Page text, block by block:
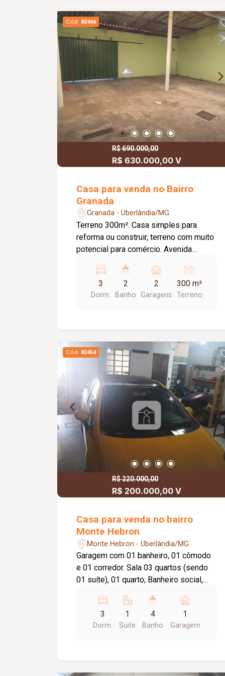
funcional Garagem para 4 carros
Cód. 82466
R$ 690.000,00
R$ 630.000,00 V
Casa para venda no Bairro
Granada
Granada - Uberlândia/MG
Terreno 300m². Casa simples para
reforma ou construir, terreno com muito
potencial para comércio. Avenida
comercial. Casa localizada no Bairro
Granada. 03 quartos, 01 sala, 01
Cozinha, 01 Banheiro social, 01
3
Dorm.
2
Banho
2
Garagens
300 m²
Terreno
Cód. 82454
R$ 220.000,00
R$ 200.000,00 V
Casa para venda no bairro
Monte Hebron
Monte Hebron - Uberlândia/MG
Garagem com 01 banheiro, 01 cômodo
e 01 corredor. Sala 03 quartos (sendo
01 suíte), 01 quarto; Banheiro social,
Lavanderia, Área do fundo. Metragem
Terreno: 8,00m x 25,00m = 200,00m².
Metragem Construída:
3
Dorm.
1
Suite
4
Banho
1
Garagem